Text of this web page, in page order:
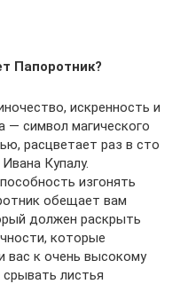
Папоротник?
искренность и
— символ магического
расцветает раз в сто
Купалу.
изгонять
обещает вам
должен раскрыть
которые
вас к очень высокому
листья